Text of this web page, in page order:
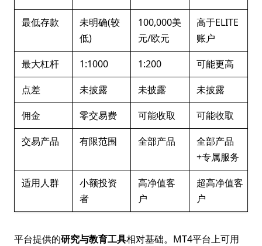
最低存款
未明确(较
低)
100,000美
元/欧元
高于ELITE
账户
最大杠杆
1:1000 1:200
可能更高
点差
未披露 未披露
未披露
佣金
零交易费 可能收取
可能收取
交易产品
有限范围 全部产品
全部产品
+专属服务
适用人群
小额投资
者
高净值客
户
超高净值客
户
平台提供的研究与教育工具相对基础。MT4平台上可用